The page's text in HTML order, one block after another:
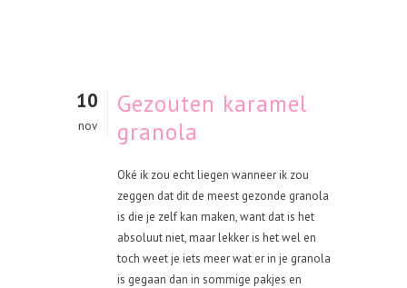
10
nov
Gezouten karamel
granola
Oké ik zou echt liegen wanneer ik zou
zeggen dat dit de meest gezonde granola
is die je zelf kan maken, want dat is het
absoluut niet, maar lekker is het wel en
toch weet je iets meer wat er in je granola
is gegaan dan in sommige pakjes en